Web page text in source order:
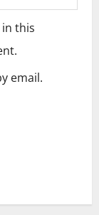
in this
email.